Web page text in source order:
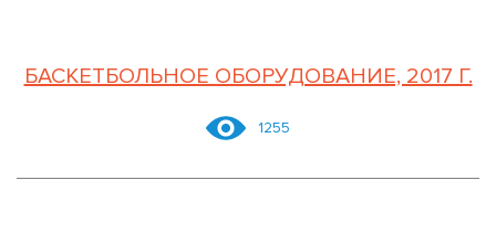
БАСКЕТБОЛЬНОЕ ОБОРУДОВАНИЕ, 2017 Г.
1255